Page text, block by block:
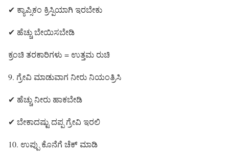
✔ ಕ್ಯಾಪ್ಸಿಕಂ ಕ್ರಿಸ್ಪಿಯಾಗಿ ಇರಬೇಕು
✔ ಹೆಚ್ಚು ಬೇಯಿಸಬೇಡಿ
ಕ್ರಂಚಿ ತರಕಾರಿಗಳು = ಉತ್ತಮ ರುಚಿ
9. ಗ್ರೇವಿ ಮಾಡುವಾಗ ನೀರು ನಿಯಂತ್ರಿಸಿ
✔ ಹೆಚ್ಚು ನೀರು ಹಾಕಬೇಡಿ
✔ ಬೇಕಾದಷ್ಟು ದಪ್ಪ ಗ್ರೇವಿ ಇರಲಿ
10. ಉಪ್ಪು ಕೊನೆಗೆ ಚೆಕ್ ಮಾಡಿ